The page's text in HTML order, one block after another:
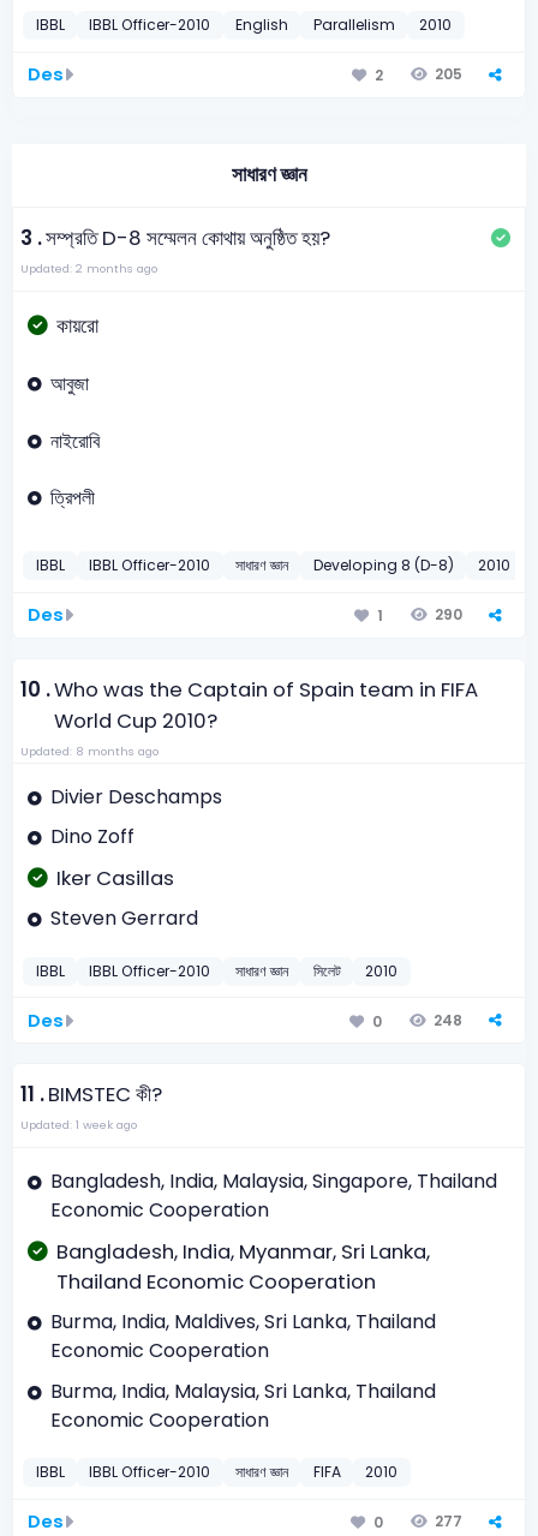
IBBL IBBL Officer-2010 English Parallelism 2010
Des 2 205
সাধারণ জ্ঞান
3 .সম্প্রতি D-8 সম্মেলন কোথায় অনুষ্ঠিত হয়?
Updated: 2 months ago
কায়রো
আবুজা
নাইরোবি
ত্রিপলী
IBBL IBBL Officer-2010 সাধারণ জ্ঞান Developing 8 (D-8) 2010
Des 1 290
10 .Who was the Captain of Spain team in FIFA
World Cup 2010?
Updated: 8 months ago
Divier Deschamps
Dino Zoff
Iker Casillas
Steven Gerrard
IBBL IBBL Officer-2010 সাধারণ জ্ঞান সিলেট 2010
Des 0 248
11 .BIMSTEC কী?
Updated: 1 week ago
Bangladesh, India, Malaysia, Singapore, Thailand
Economic Cooperation
Bangladesh, India, Myanmar, Sri Lanka,
Thailand Economic Cooperation
Burma, India, Maldives, Sri Lanka, Thailand
Economic Cooperation
Burma, India, Malaysia, Sri Lanka, Thailand
Economic Cooperation
IBBL IBBL Officer-2010 সাধারণ জ্ঞান FIFA 2010
Des 0 277